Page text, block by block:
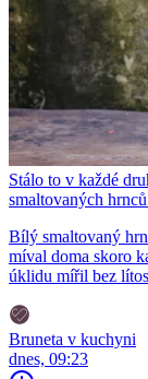
Stálo to v každé
smaltovaných
Bílý smaltovaný
míval doma skoro
úklidu mířil bez
Bruneta v kuchyni
dnes, 09:23